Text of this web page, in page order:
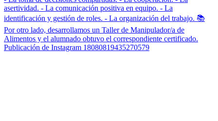
Publicación de Instagram 18080819435270579